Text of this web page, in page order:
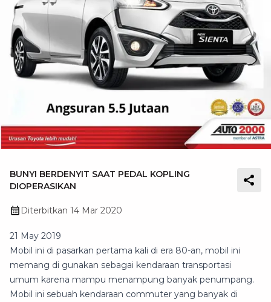
BUNYI BERDENYIT SAAT PEDAL KOPLING
DIOPERASIKAN
Diterbitkan 14 Mar 2020
21 May 2019
Mobil ini di pasarkan pertama kali di era 80-an, mobil ini
memang di gunakan sebagai kendaraan transportasi
umum karena mampu menampung banyak penumpang.
Mobil ini sebuah kendaraan commuter yang banyak di